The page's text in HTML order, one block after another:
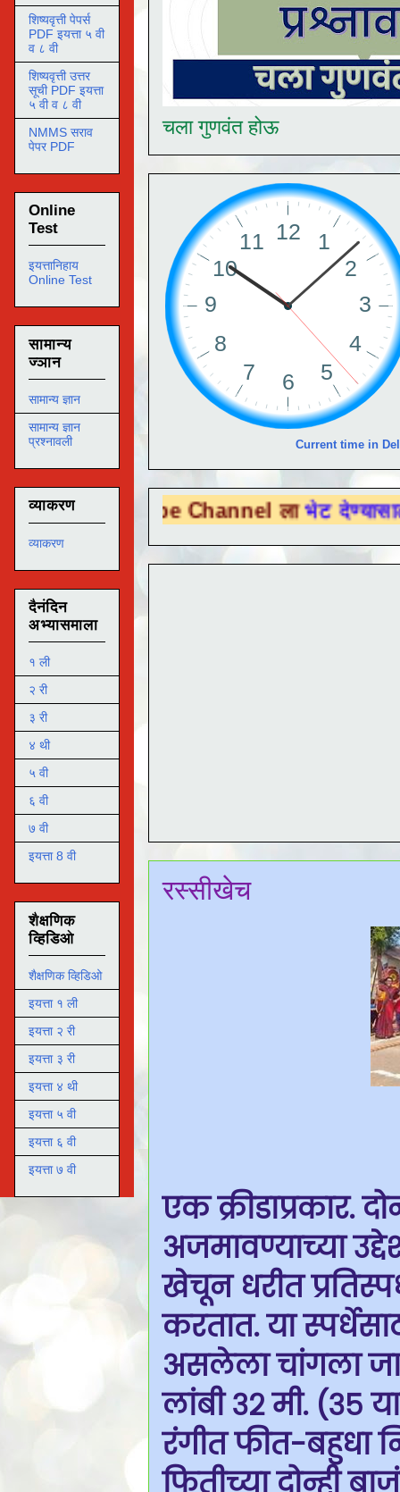
चला गुणवंत होऊ
Current time in
Tube Channel ला भेट देण्यासाठी येथे क्लिक
रस्सीखेच
एक क्रीडाप्रकार.
अजमावण्याच्या
खेचून धरीत
करतात. या
असलेला चांगला
लांबी ३२ मी. (३५
रंगीत फीत-बहुधा
फितीच्या दोन्ही
शिष्यवृत्ती पेपर्स
PDF इयत्ता ५ वी
व ८ वी
शिष्यवृत्ती उत्तर
सूची PDF इयत्ता
५ वी व ८ वी
NMMS सराव
पेपर PDF
Online
Test
इयत्तानिहाय
Online Test
सामान्य
ज्ञान
सामान्य ज्ञान
सामान्य ज्ञान
प्रश्नावली
व्याकरण
व्याकरण
दैनंदिन
अभ्यासमाला
१ ली
२ री
३ री
४ थी
५ वी
६ वी
७ वी
इयत्ता 8 वी
शैक्षणिक
व्हिडिओ
शैक्षणिक व्हिडिओ
इयत्ता १ ली
इयत्ता २ री
इयत्ता ३ री
इयत्ता ४ थी
इयत्ता ५ वी
इयत्ता ६ वी
इयत्ता ७ वी